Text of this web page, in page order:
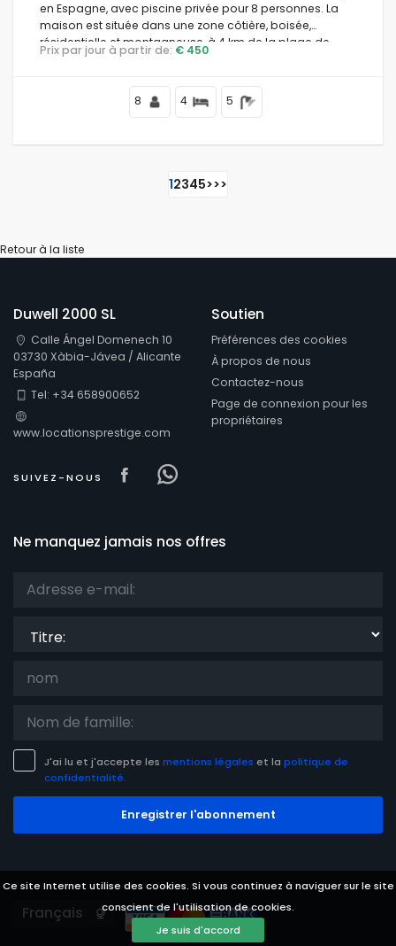
Ce site Internet utilise des cookies. Si vous continuez à naviguer sur le site
conscient de l'utilisation de cookies.
Je suis d'accord
en Espagne, avec piscine privée pour 8 personnes. La
maison est située dans une zone côtière, boisée,
résidentielle et montagneuse, à 4 km de la plage de
Playa Punta Raset.
Prix par jour à partir de: € 450
8 4 5
12345>>>
Retour à la liste
Duwell 2000 SL
Calle Ángel Domenech 10
03730 Xàbia-Jávea / Alicante
España
Tel: +34 658900652
www.locationsprestige.com
SUIVEZ-NOUS Visit our Facebook page
Visit our
Soutien
Préférences des cookies
À propos de nous
Contactez-nous
Page de connexion pour les
propriétaires
Ne manquez jamais nos offres
J'ai lu et j'accepte les mentions légales et la politique de
confidentialité.
Enregistrer l'abonnement
Languages